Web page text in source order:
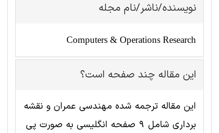
نویسنده/ناشر/نام مجله
Computers & Operations Research
این مقاله چند صفحه است؟
این مقاله ترجمه شده مهندسی عمران و نقشه
برداری شامل 9 صفحه انگلیسی به صورت پی